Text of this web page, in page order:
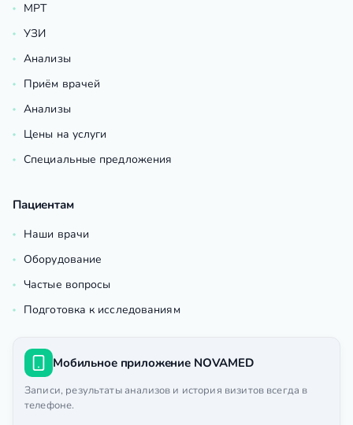
МРТ
УЗИ
Анализы
Приём врачей
Анализы
Цены на услуги
Специальные предложения
Пациентам
Наши врачи
Оборудование
Частые вопросы
Подготовка к исследованиям
Мобильное приложение NOVAMED
Записи, результаты анализов и история визитов всегда в
телефоне.